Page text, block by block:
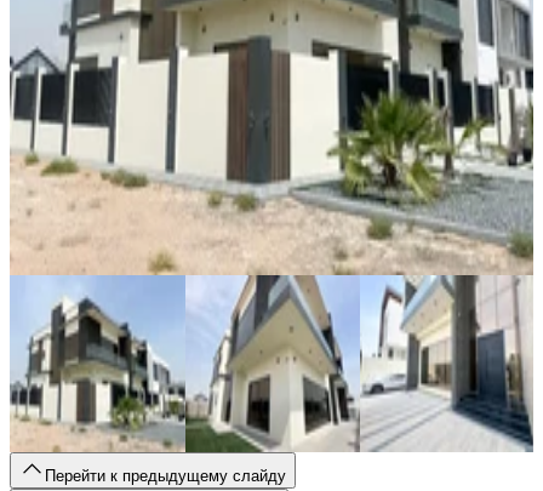
Перейти к предыдущему слайду